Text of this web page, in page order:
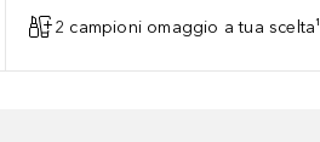
2 campioni omaggio a tua scelta¹